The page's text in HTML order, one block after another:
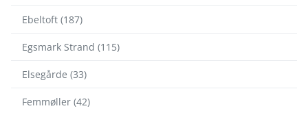
Ebeltoft (187)
Egsmark Strand (115)
Elsegårde (33)
Femmøller (42)